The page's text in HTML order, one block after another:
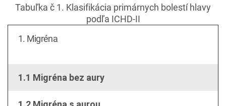
Tabuľka č 1. Klasifikácia primárnych bolestí hlavy
podľa ICHD-II
1. Migréna
1.1 Migréna bez aury